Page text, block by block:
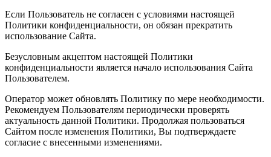
Если Пользователь не согласен с условиями настоящей
Политики конфиденциальности, он обязан прекратить
использование Сайта.
Безусловным акцептом настоящей Политики
конфиденциальности является начало использования Сайта
Пользователем.
Оператор может обновлять Политику по мере необходимости.
Рекомендуем Пользователям периодически проверять
актуальность данной Политики. Продолжая пользоваться
Сайтом после изменения Политики, Вы подтверждаете
согласие с внесенными изменениями.